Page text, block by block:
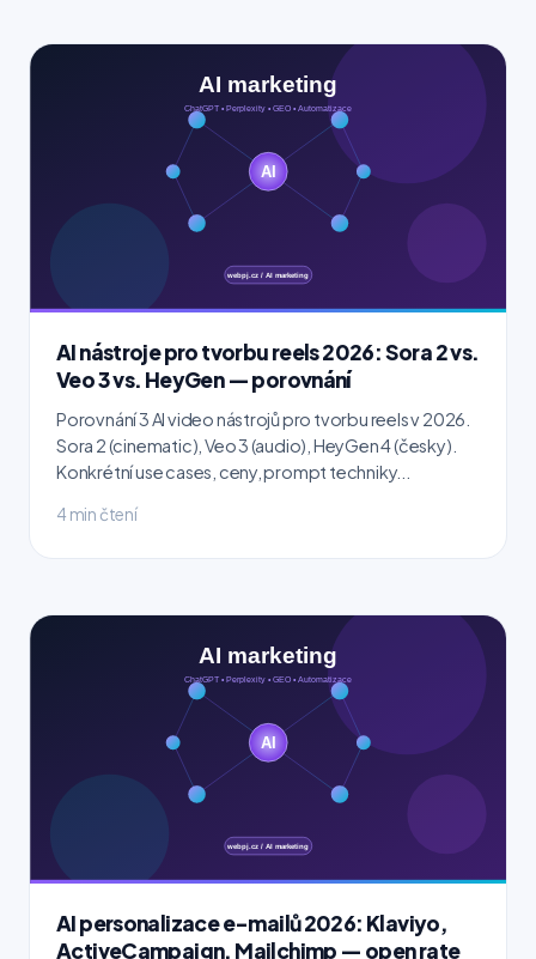
AI nástroje pro tvorbu reels 2026: Sora 2 vs.
Veo 3 vs. HeyGen — porovnání
Porovnání 3 AI video nástrojů pro tvorbu reels v 2026.
Sora 2 (cinematic), Veo 3 (audio), HeyGen 4 (česky).
Konkrétní use cases, ceny, prompt techniky...
4 min čtení
AI personalizace e-mailů 2026: Klaviyo,
ActiveCampaign, Mailchimp — open rate